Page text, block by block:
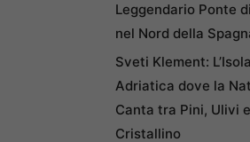
Leggendario Ponte
nel Nord della
Sveti Klement: L’Isola
Adriatica dove la
Canta tra Pini, Ulivi
Cristallino